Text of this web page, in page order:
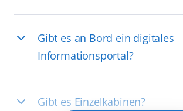
Gibt es an Bord ein digitales
Informationsportal?
Gibt es Einzelkabinen?